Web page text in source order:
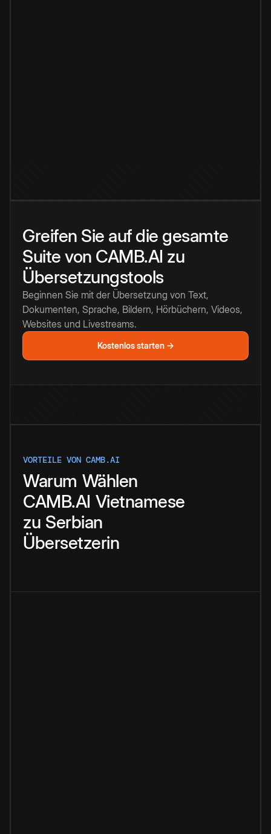
Greifen Sie auf die gesamte
Suite von CAMB.AI zu
Übersetzungstools
Beginnen Sie mit der Übersetzung von Text,
Dokumenten, Sprache, Bildern, Hörbüchern, Videos,
Websites und Livestreams.
Kostenlos starten →
VORTEILE VON CAMB.AI
Warum Wählen
CAMB.AI Vietnamese
zu Serbian
Übersetzerin